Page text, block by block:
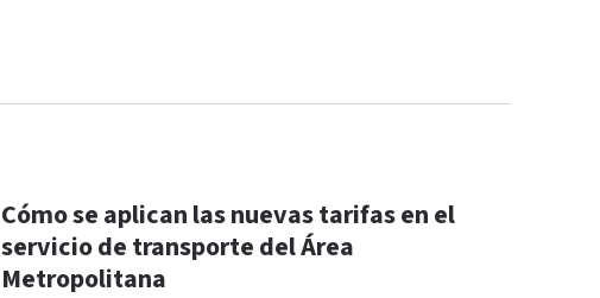
Cómo se aplican las nuevas tarifas en el
servicio de transporte del Área
Metropolitana